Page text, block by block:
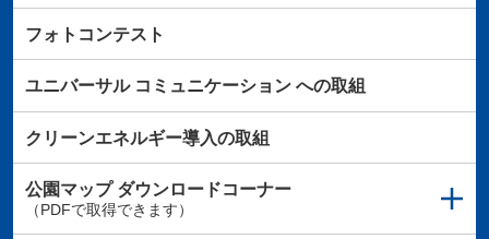
フォトコンテスト
ユニバーサルコミュニケーションへの取組
クリーンエネルギー導入の取組
公園マップダウンロードコーナー
（PDFで取得できます）